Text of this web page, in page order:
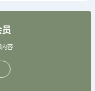
员
内容